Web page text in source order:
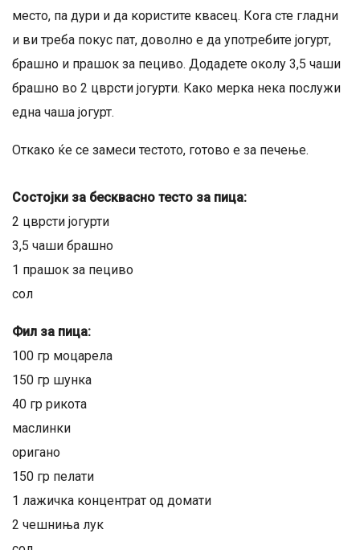
место, па дури и да користите квасец. Кога сте гладни
и ви треба покус пат, доволно е да употребите јогурт,
брашно и прашок за пециво. Додадете околу 3,5 чаши
брашно во 2 цврсти јогурти. Како мерка нека послужи
една чаша јогурт.
Откако ќе се замеси тестото, готово е за печење.
Состојки за бесквасно тесто за пица:
2 цврсти јогурти
3,5 чаши брашно
1 прашок за пециво
сол
Фил за пица:
100 гр моцарела
150 гр шунка
40 гр рикота
маслинки
оригано
150 гр пелати
1 лажичка концентрат од домати
2 чешниња лук